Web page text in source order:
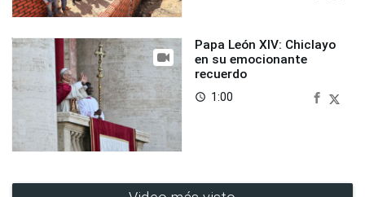
Papa León XIV: Chiclayo
en su emocionante
recuerdo
access_time 1:00